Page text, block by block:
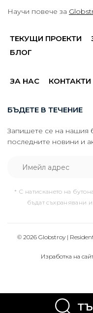
Научи повече за
ТЕКУЩИ ПРОЕКТИ
БЛОГ
ЗА НАС КОНТАКТИ
БЪДЕТЕ В ТЕЧЕНИЕ
Запишете се на нашия
последните новини и
* С натискането на
бъдат съхранявани
© 2026 Globstroy |
Изработка на